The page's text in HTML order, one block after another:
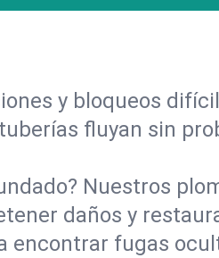
y bloqueos
fluyan sin
Nuestros
daños y
encontrar fugas